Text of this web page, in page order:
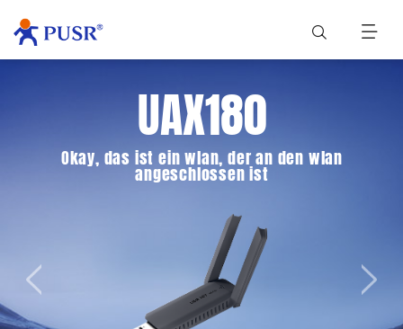
UAX180
Okay, das ist ein wlan, der an den wlan
angeschlossen ist